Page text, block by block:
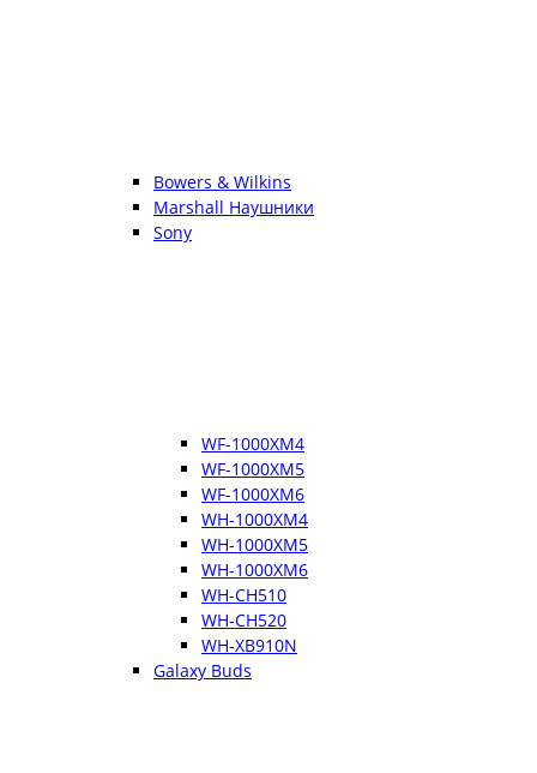
Bowers & Wilkins
Marshall Наушники
Sony
WF-1000XM4
WF-1000XM5
WF-1000XM6
WH-1000XM4
WH-1000XM5
WH-1000XM6
WH-CH510
WH-CH520
WH-XB910N
Galaxy Buds